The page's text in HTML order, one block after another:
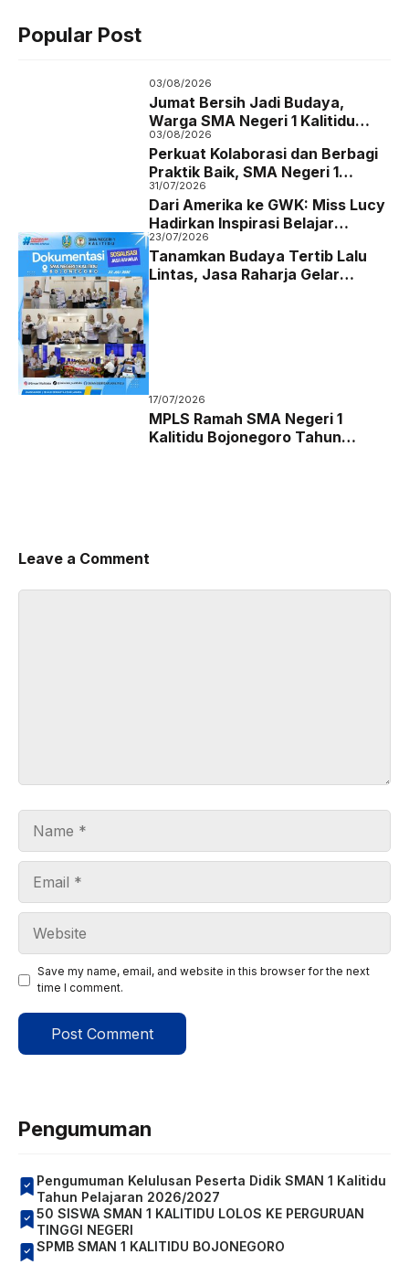
e
t
t
g
r
a
m
Popular Post
03/08/2026
Jumat Bersih Jadi Budaya,
Warga SMA Negeri 1 Kalitidu
Bojonegoro Bersatu Wujudkan
Sekolah Hijau dan Asri
03/08/2026
Perkuat Kolaborasi dan Berbagi
Praktik Baik, SMA Negeri 1
Karanggede Boyolali Studi Tiru
ke SMA Negeri 1 Kalitidu
Bojonegoro
31/07/2026
Dari Amerika ke GWK: Miss Lucy
Hadirkan Inspirasi Belajar
Bahasa Inggris bagi Siswa SMA
Negeri 1 Kalitidu
23/07/2026
Tanamkan Budaya Tertib Lalu
Lintas, Jasa Raharja Gelar
Sosialisasi Keselamatan
Berkendara di SMAN 1 Kalitidu
Bojonegoro
17/07/2026
MPLS Ramah SMA Negeri 1
Kalitidu Bojonegoro Tahun
Leave a Comment
Save my name, email, and website in this browser for the next
time I comment.
Pengumuman
Pengumuman Kelulusan Peserta Didik SMAN 1 Kalitidu
Tahun Pelajaran 2026/2027
50 SISWA SMAN 1 KALITIDU LOLOS KE PERGURUAN
TINGGI NEGERI
SPMB SMAN 1 KALITIDU BOJONEGORO